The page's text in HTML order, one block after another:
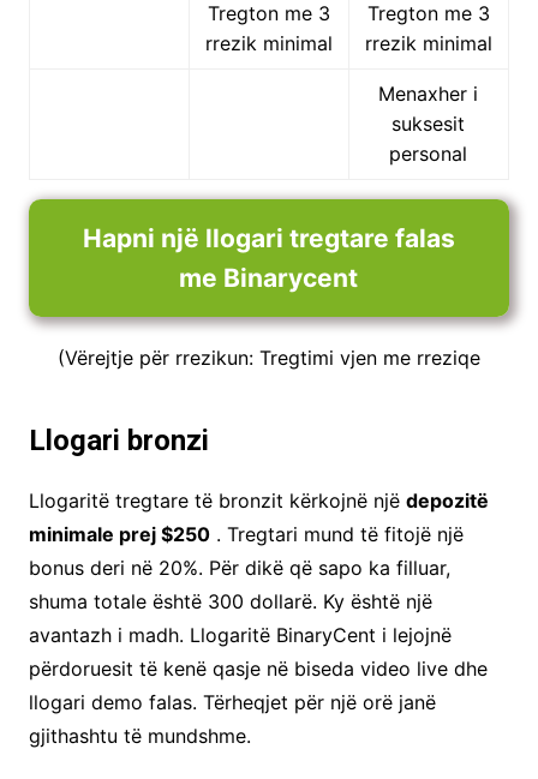
Tregton me 3
rrezik minimal
Tregton me 3
rrezik minimal
Menaxher i
suksesit
personal
Hapni një llogari tregtare falas
me Binarycent
(Vërejtje për rrezikun: Tregtimi vjen me rreziqe
Llogari bronzi
Llogaritë tregtare të bronzit kërkojnë një depozitë
minimale prej $250. Tregtari mund të fitojë një
bonus deri në 20%. Për dikë që sapo ka filluar,
shuma totale është 300 dollarë. Ky është një
avantazh i madh. Llogaritë BinaryCent i lejojnë
përdoruesit të kenë qasje në biseda video live dhe
llogari demo falas. Tërheqjet për një orë janë
gjithashtu të mundshme.